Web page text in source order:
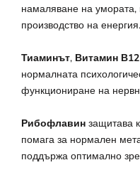
намаляване на
производство на енергия.
Тиаминът, Витамин В12
нормалната
функциониране на
Рибофлавин защитава
помага за нормален
поддържа оптимално